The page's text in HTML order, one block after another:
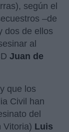
según el
–de
dos de ellos
al
Juan de
que los
Civil han
del
Vitoria) Luis